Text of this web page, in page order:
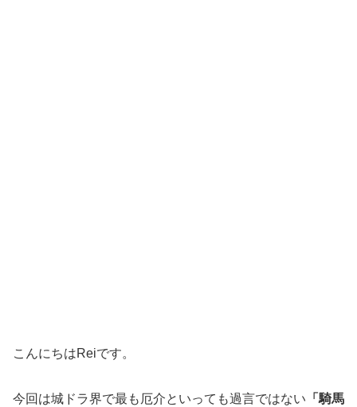
こんにちはReiです。
今回は城ドラ界で最も厄介といっても過言ではない 「騎馬